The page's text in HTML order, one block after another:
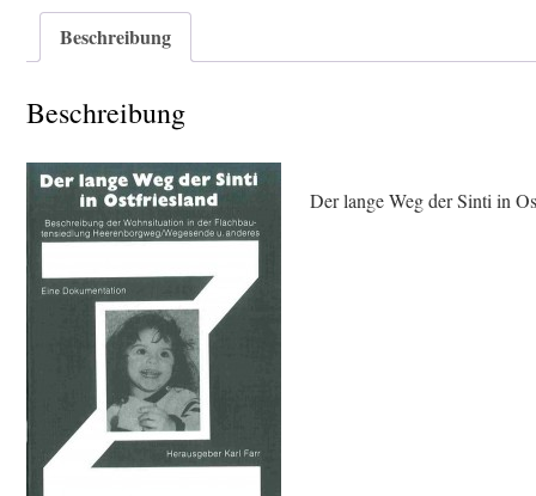
Beschreibung
Beschreibung
Der lange Weg der Sinti in